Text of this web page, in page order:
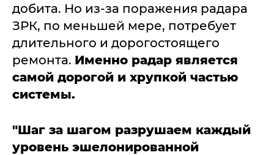
добита. Но из-за поражения радара
ЗРК, по меньшей мере, потребует
длительного и дорогостоящего
ремонта. Именно радар является
самой дорогой и хрупкой частью
системы.
"Шаг за шагом разрушаем каждый
уровень эшелонированной